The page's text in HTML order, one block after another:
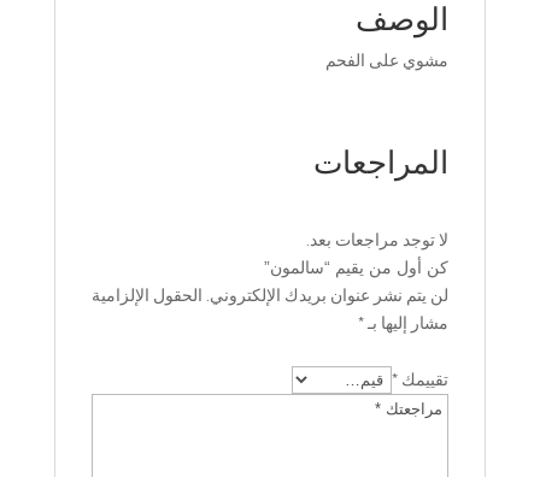
الوصف
مشوي على الفحم
المراجعات
لا توجد مراجعات بعد.
كن أول من يقيم “سالمون”
لن يتم نشر عنوان بريدك الإلكتروني. الحقول الإلزامية
مشار إليها بـ*
تقييمك *